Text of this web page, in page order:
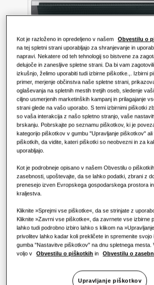
Kaj je toplotna črpalka in kako
Prednosti toplotne črpalke
Kaj je klimatska naprava in kako
deluje?
KOMERCIALNE REŠITVE
Hoteli
Maloprodaja
Restavracija
Trajnost
One Samsung
Rešitve za klimatizacijo
Toplotne črpalke
REŠITVE ZA KOMERCIALNE
Rešitve za klimatizacijo
Upravljanje
Izdelki
Izdelki Hero
O Samsungu
ZMOGLJIVOST: 2.6KW
LSP kanalna enota
AJ026TNLPEG/EU
Razpoložljiva zmogljivost
Razpoložljiva moč
1 faza
Kot je razloženo in opredeljeno v našem Obvestilu o
na tej spletni strani uporabljajo za shranjevanje in
napravi. Nekatere od teh tehnologij so bistvene za
delujoče in zanesljive spletne strani. Da bi vam
izkušnjo, želimo uporabiti tudi izbirne piškotke.,. Izbirni
primer, merjenje občinstva naše spletne strani,
oglaševanja na spletnih mestih tretjih oseb, sledenje
ciljno usmerjenih marketinških kampanj in prilagajanje
strani glede na vašo uporabo. S temi izbirnimi piškotki
so vaša interakcija z našo spletno stranjo, vaše
brskanju. Pobrskajte po seznamu piškotkov, ki je
kategorijo piškotkov v gumbu "Upravljanje piškotkov"
piškotkih, da vidite, kateri piškotki so neobvezni in za
uporabljajo.
Kot je podrobneje opisano v našem Obvestilu o
zasebnosti, upoštevajte, da se lahko podatki, zbrani z
prenesejo izven Evropskega gospodarskega prostora
kraljestva.
Kliknite »Sprejmi vse piškotke«, da se strinjate z
Kliknite »Zavrni vse piškotke«, da zavrnete vse izbirne
lahko tudi podrobno izbiro lahko s klikom na
privolitev lahko kadar koli prekličete in spremenite svojo
gumba "Nastavitve piškotkov" na dnu spletnega mesta.
voljo v
Obvestilu o piškotkih in Obvestilu o
Upravljanje piškotkov